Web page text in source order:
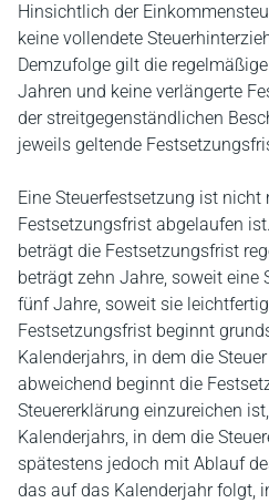
Hinsichtlich der
keine vollendete
Demzufolge gilt die
Jahren und keine verlängerte
der streitgegenständlichen
jeweils geltende
Eine Steuerfestsetzung ist
Festsetzungsfrist abgelaufen
beträgt die Festsetzungsfrist
beträgt zehn Jahre, soweit eine
fünf Jahre, soweit sie
Festsetzungsfrist beginnt
Kalenderjahrs, in dem die
abweichend beginnt die
Steuererklärung einzureichen
Kalenderjahrs, in dem die
spätestens jedoch mit Ablauf
das auf das Kalenderjahr folgt,